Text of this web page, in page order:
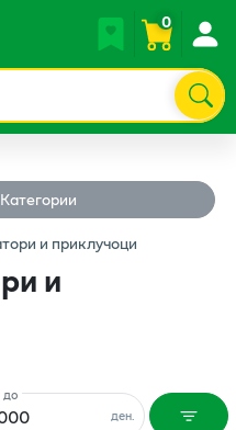
0
и Категории
и приклучоци
и
ден.